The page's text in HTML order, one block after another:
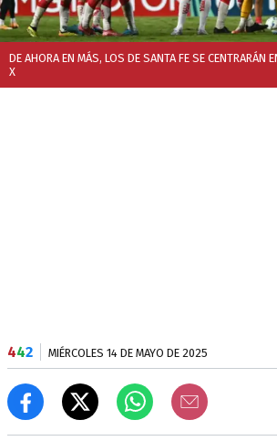
DE AHORA EN MÁS, LOS DE SANTA FE SE CENTRARÁN
X
442 MIÉRCOLES 14 DE MAYO DE 2025